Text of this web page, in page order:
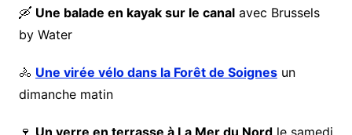
🛶 Une balade en kayak sur le canalavec Brussels
by Water
🚴 Une virée vélo dans la Forêt de Soignesun
dimanche matin
🍷 Un verre en terrasse à La Mer du Nordle samedi